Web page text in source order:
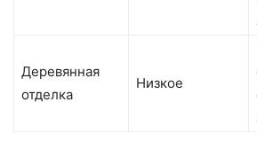
Деревянная
отделка
Низкое